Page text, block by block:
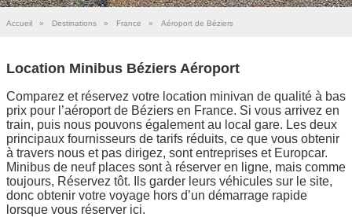
Accueil » Destinations » France » Aéroport de Béziers
Location Minibus Béziers Aéroport
Comparez et réservez votre location minivan de qualité à bas
prix pour l’aéroport de Béziers en France. Si vous arrivez en
train, puis nous pouvons également au local gare. Les deux
principaux fournisseurs de tarifs réduits, ce que vous obtenir
à travers nous et pas dirigez, sont entreprises et Europcar.
Minibus de neuf places sont à réserver en ligne, mais comme
toujours, Réservez tôt. Ils garder leurs véhicules sur le site,
donc obtenir votre voyage hors d’un démarrage rapide
lorsque vous réserver ici.